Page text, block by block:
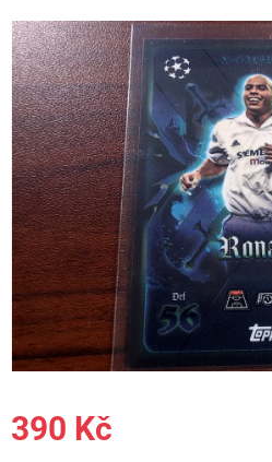
produktu
je
0,0
z
5
hvězdiček.
390 Kč